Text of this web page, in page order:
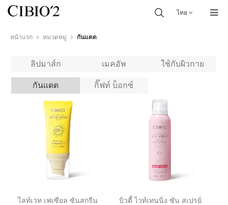
ไทย
หน้าแรก หมวดหมู่ กันแดด
ลิปมาส์ก เมคอัพ ใช้กับผิวกาย
กันแดด กิ๊ฟท์ บ็อกซ์
ไลท์เวท เฟเซียล ซันสกรีน
บิวตี้ ไวท์เทนนิ่ง ซัน สเปรย์